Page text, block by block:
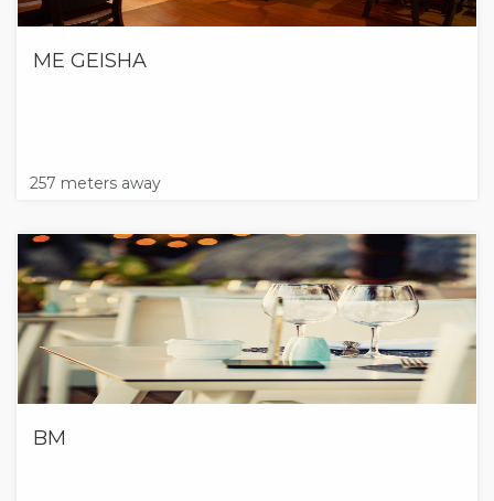
ME GEISHA
257 meters away
BM